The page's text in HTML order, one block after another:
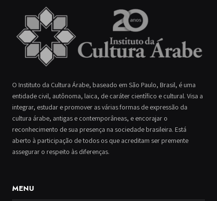
O Instituto da Cultura Árabe, baseado em São Paulo, Brasil, é uma
entidade civil, autônoma, laica, de caráter científico e cultural. Visa a
integrar, estudar e promover as várias formas de expressão da
cultura árabe, antigas e contemporâneas, e encorajar o
reconhecimento de sua presença na sociedade brasileira. Está
aberto à participação de todos os que acreditam ser premente
assegurar o respeito às diferenças.
MENU